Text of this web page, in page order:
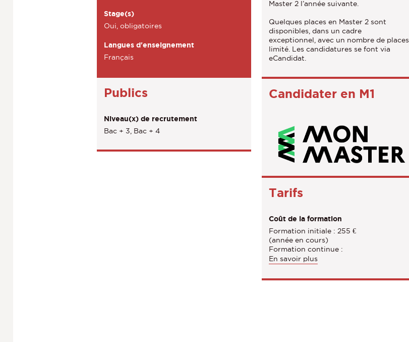
l
Stage(s)
Oui, obligatoires
Langues d'enseignement
Français
Publics
Niveau(x) de recrutement
Bac + 3, Bac + 4
Master 2 l’année suivante.
Quelques places en Master 2 sont
disponibles, dans un cadre
exceptionnel, avec un nombre de places
limité. Les candidatures se font via
eCandidat.
Candidater en M1
Tarifs
Coût de la formation
Formation initiale : 255 €
(année en cours)
Formation continue :
En savoir plus